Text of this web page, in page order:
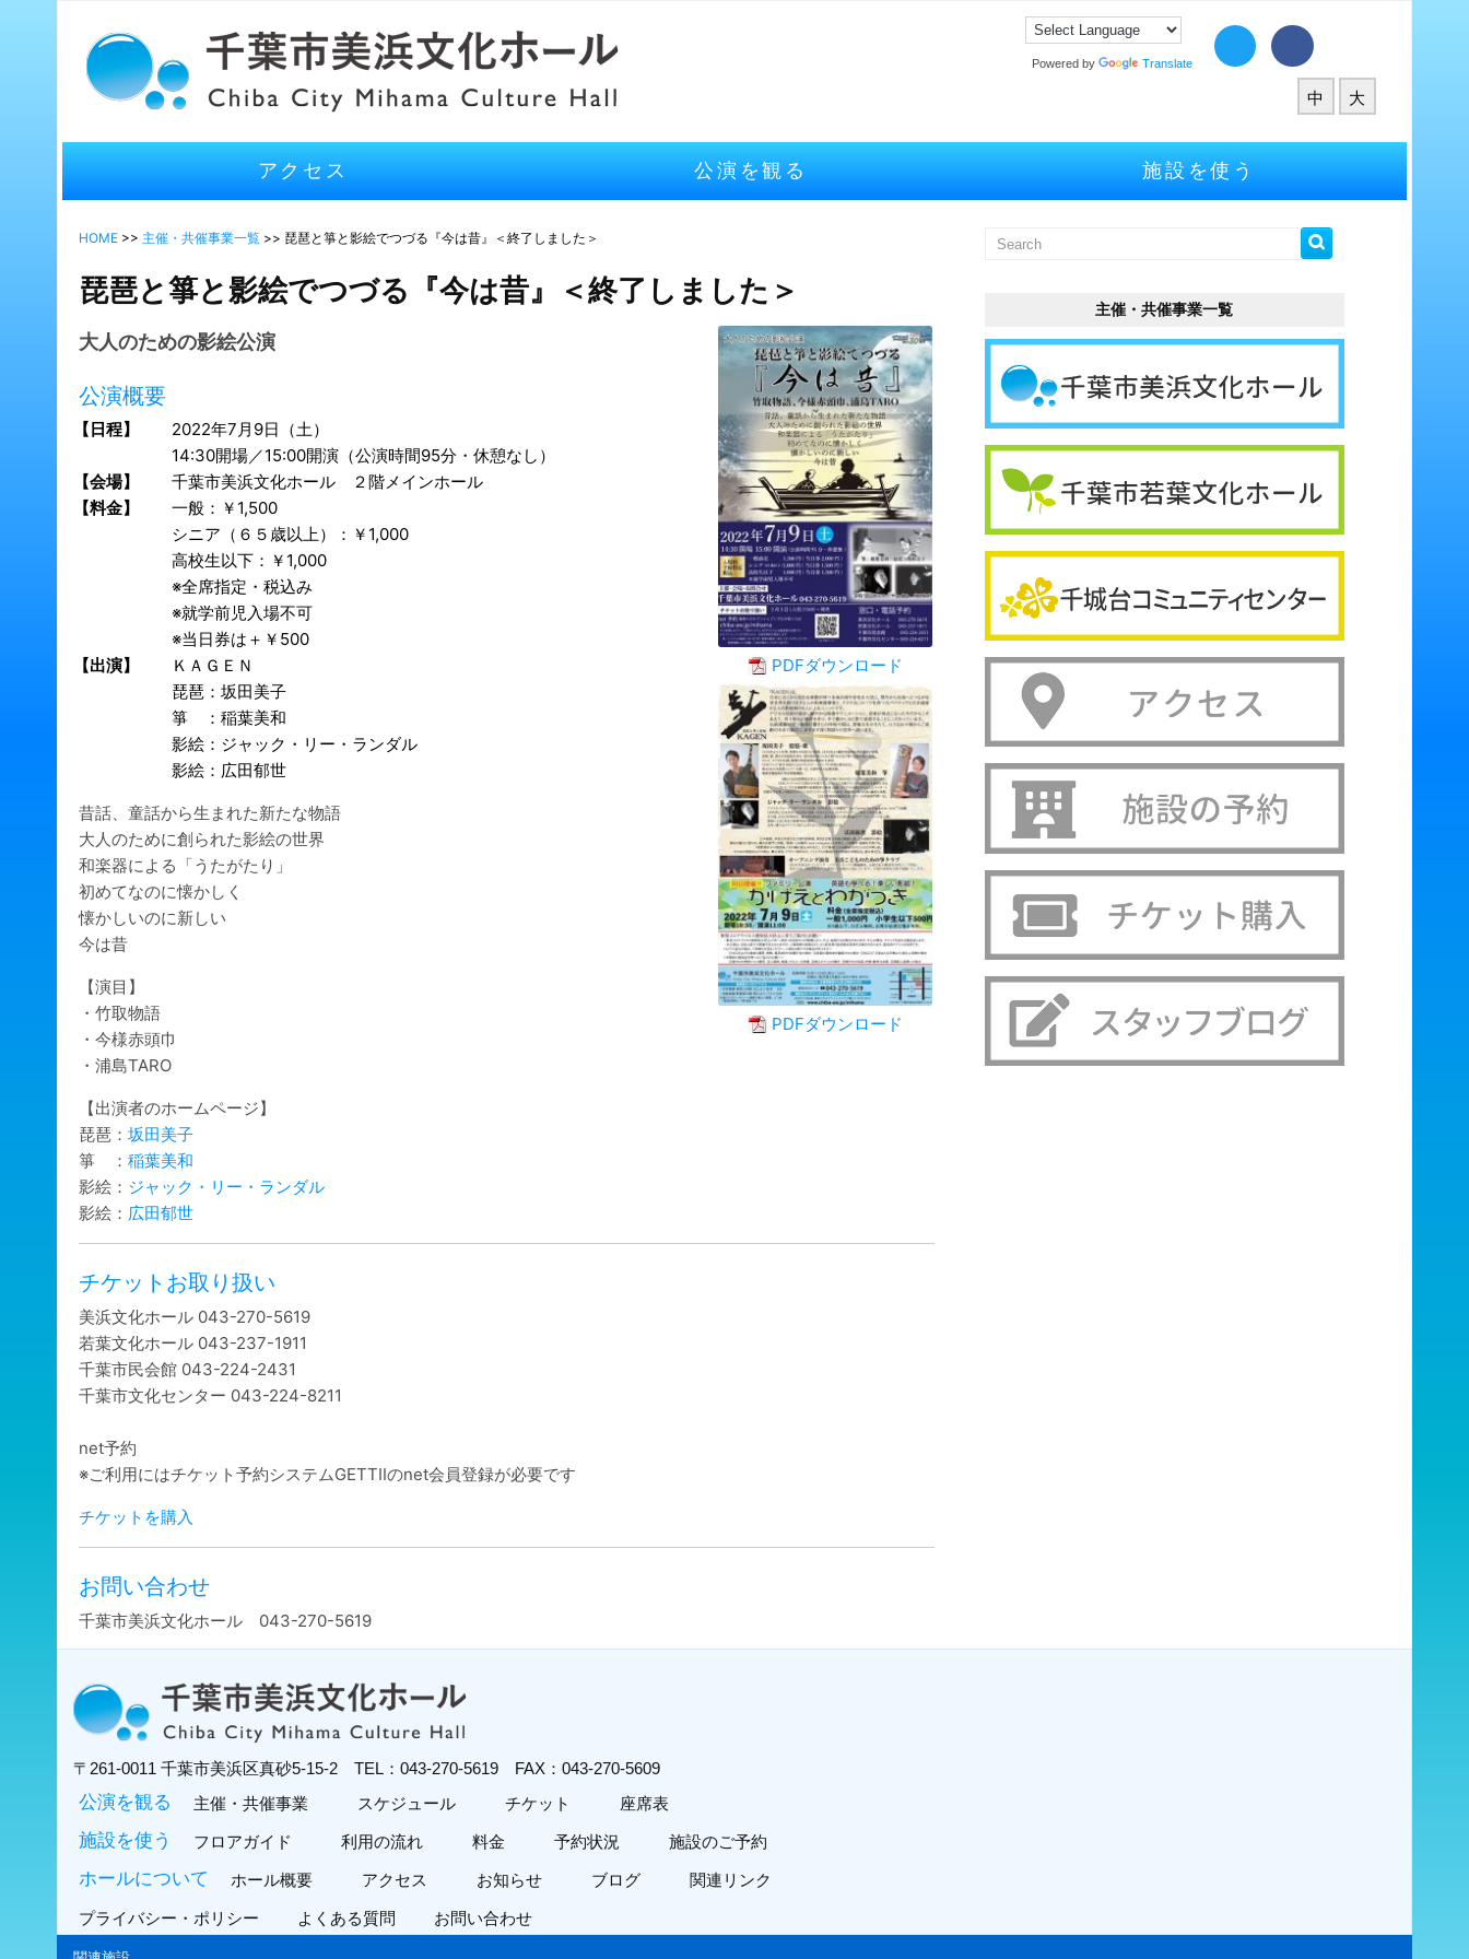
Powered by Translate
中 大
アクセス 公演を観る 施設を使う
HOME >> 主催・共催事業一覧 >> 琵琶と箏と影絵でつづる『今は昔』＜終了しました＞
琵琶と箏と影絵でつづる『今は昔』＜終了しました＞
PDFダウンロード
PDFダウンロード
大人のための影絵公演
公演概要
【日程】
2022年7月9日（土）
14:30開場／15:00開演（公演時間95分・休憩なし）
【会場】
千葉市美浜文化ホール ２階メインホール
【料金】
一般：￥1,500
シニア（６５歳以上）：￥1,000
高校生以下：￥1,000
※全席指定・税込み
※就学前児入場不可
※当日券は＋￥500
【出演】
ＫＡＧＥＮ
琵琶：坂田美子
箏 ：稲葉美和
影絵：ジャック・リー・ランダル
影絵：広田郁世
昔話、童話から生まれた新たな物語
大人のために創られた影絵の世界
和楽器による「うたがたり」
初めてなのに懐かしく
懐かしいのに新しい
今は昔
【演目】
・竹取物語
・今様赤頭巾
・浦島TARO
【出演者のホームページ】
琵琶： 坂田美子
箏 ： 稲葉美和
影絵： ジャック・リー・ランダル
影絵： 広田郁世
チケットお取り扱い
美浜文化ホール 043-270-5619
若葉文化ホール 043-237-1911
千葉市民会館 043-224-2431
千葉市文化センター 043-224-8211
net予約
※ご利用にはチケット予約システムGETTIIのnet会員登録が必要です
チケットを購入
お問い合わせ
千葉市美浜文化ホール 043-270-5619
主催・共催事業一覧
〒261-0011 千葉市美浜区真砂5-15-2 TEL：043-270-5619 FAX：043-270-5609
公演を観る 主催・共催事業 スケジュール チケット 座席表
施設を使う フロアガイド 利用の流れ 料金 予約状況 施設のご予約
ホールについて ホール概要 アクセス お知らせ ブログ 関連リンク
プライバシー・ポリシー よくある質問 お問い合わせ